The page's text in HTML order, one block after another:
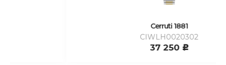
CIWLH0020302